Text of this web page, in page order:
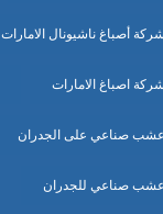
شركة أصباغ ناشيونال الامارات
شركة اصباغ الامارات
عشب صناعي على الجدران
عشب صناعي للجدران